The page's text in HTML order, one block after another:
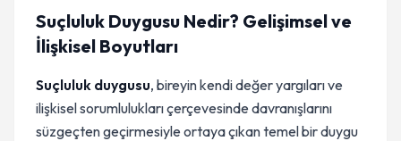
Suçluluk Duygusu Nedir? Gelişimsel ve
İlişkisel Boyutları
Suçluluk duygusu, bireyin kendi değer yargıları ve
ilişkisel sorumlulukları çerçevesinde davranışlarını
süzgeçten geçirmesiyle ortaya çıkan temel bir duygu